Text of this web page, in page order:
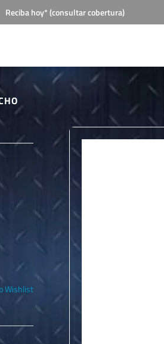
Reciba hoy* (consultar cobertura)
Wishlist